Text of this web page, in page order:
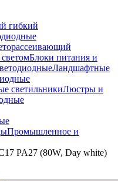
гибкий
Блоки питания и
Ландшафтные
светильникиЛюстры и
Промышленное и
PA27 (80W, Day white)